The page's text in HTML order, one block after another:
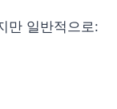
만 일반적으로: